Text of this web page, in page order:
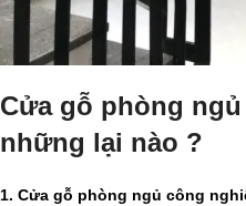
Cửa gỗ phòng
những lại nào ?
1. Cửa gỗ phòng ngủ công